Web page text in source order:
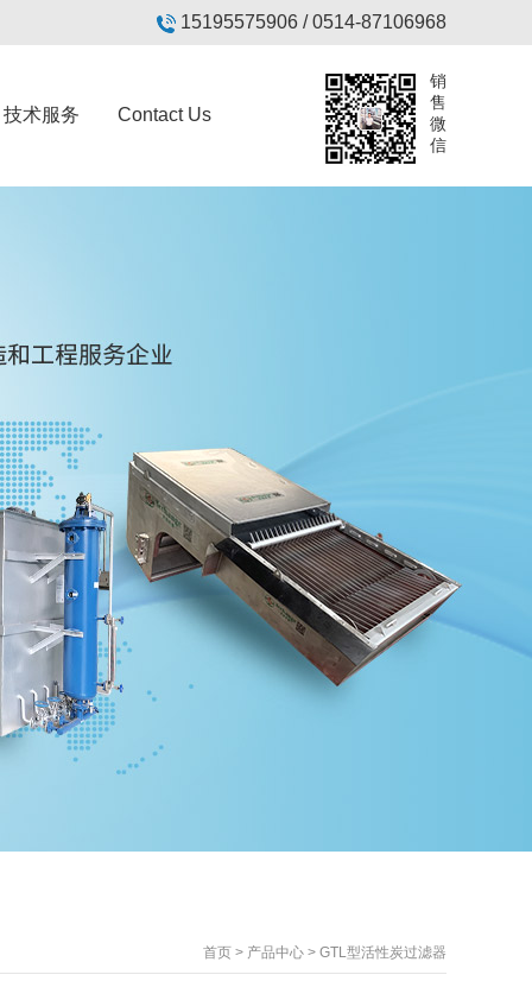
15195575906 / 0514-87106968
技术服务 Contact Us
销
售
微
信
首页 > 产品中心 > GTL型活性炭过滤器